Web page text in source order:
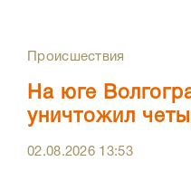
Происшествия
На юге
уничтожил
02.08.2026 13:53